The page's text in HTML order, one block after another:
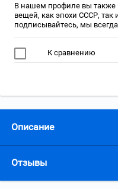
В нашем профиле вы также
вещей, как эпохи СССР, так
подписывайтесь, мы
К сравнению
Описание
Отзывы